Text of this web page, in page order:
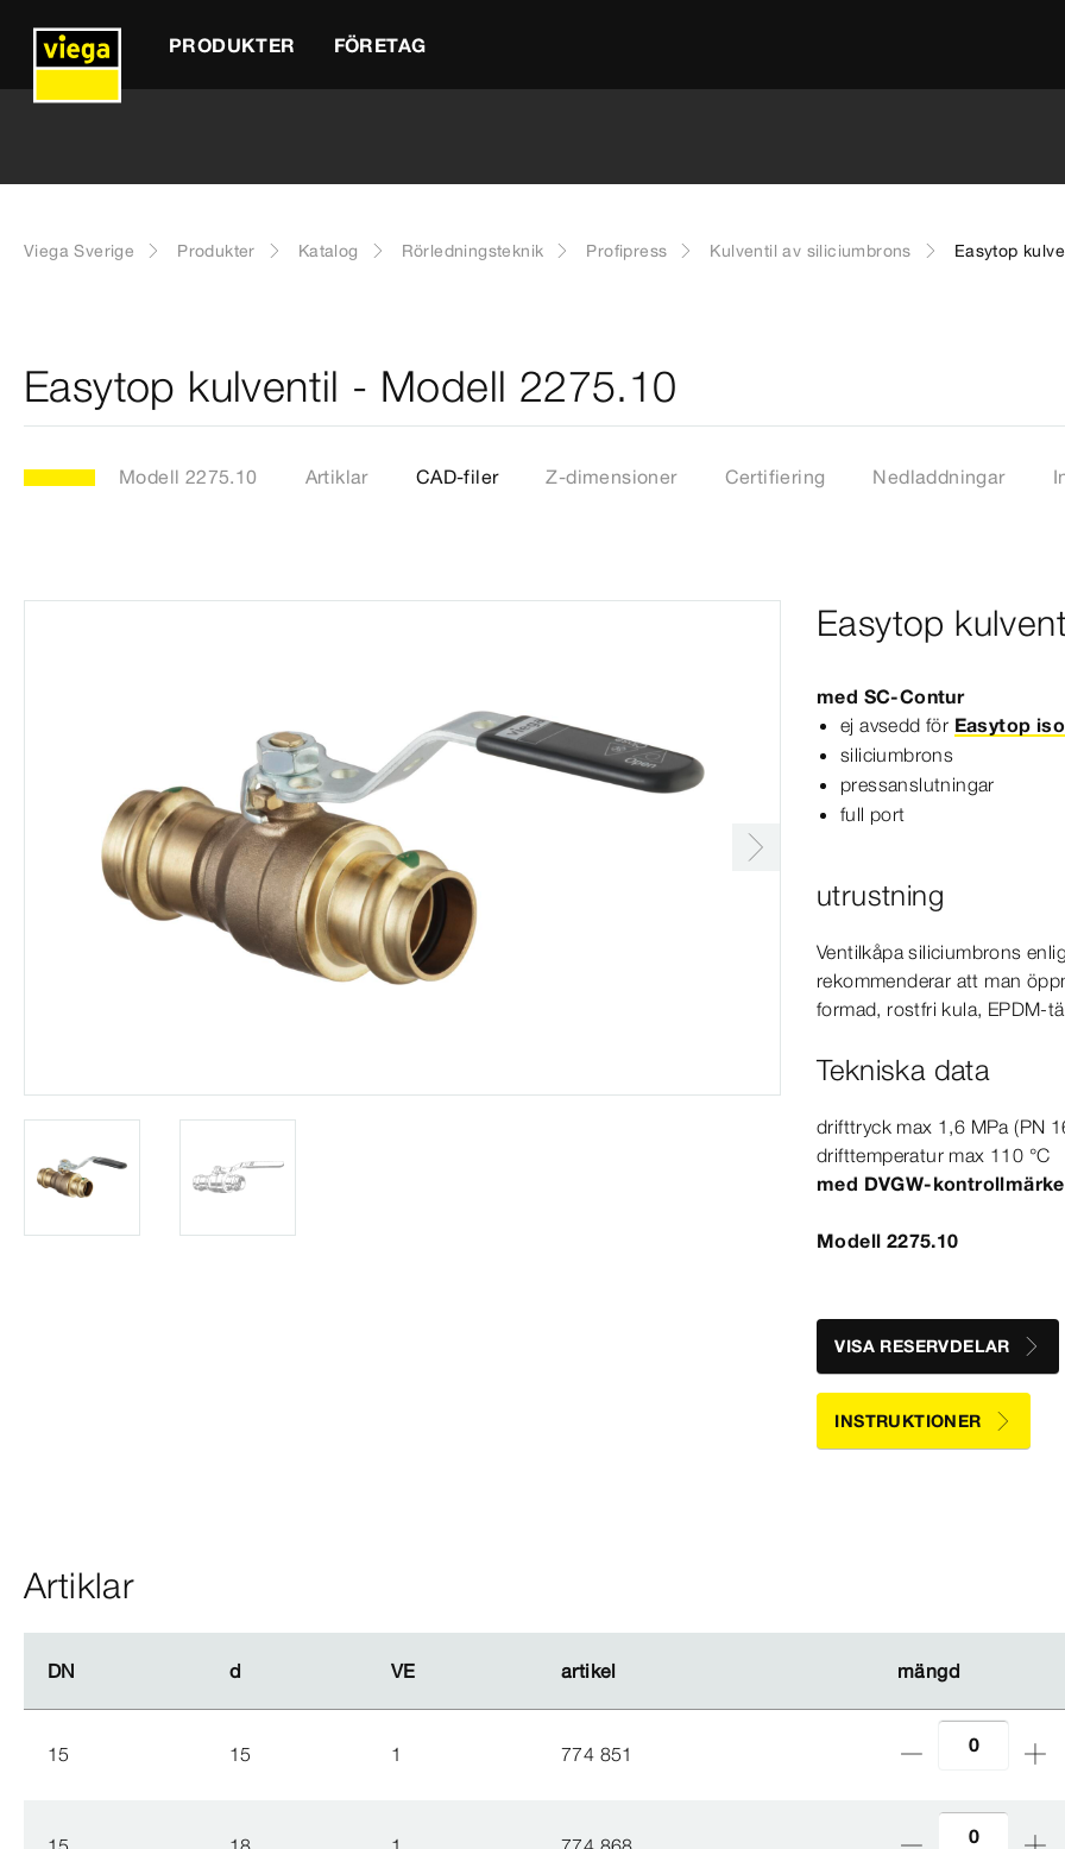
PRODUKTER FÖRETAG
Viega Sverige Produkter Katalog Rörledningsteknik Profipress Kulventil av siliciumbrons Easytop
Easytop kulventil - Modell 2275.10
Modell 2275.10 Artiklar CAD-filer Z-dimensioner Certifiering Nedladdningar
Easytop
med SC‑Contur
ej avsedd för Easytop
siliciumbrons
pressanslutningar
full port
utrustning
Ventilkåpa siliciumbrons
rekommenderar att man
formad, rostfri kula, EPDM-​
Tekniska data
drifttryck max 1,6 MPa(PN
drifttemperatur max 110 °C
med DVGW-​kontrollmärke
Modell 2275.10
VISA RESERVDELAR
INSTRUKTIONER
Artiklar
DN d VE artikel mängd
DN d VE artikel mängd
15 15 1 774 851